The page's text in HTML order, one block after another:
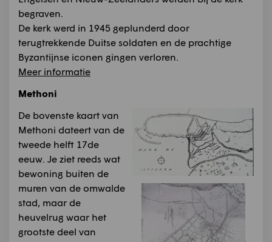
begraven.
De kerk werd in 1945 geplunderd door
terugtrekkende Duitse soldaten en de prachtige
Byzantijnse iconen gingen verloren.
Meer informatie
Methoni
De bovenste kaart van
Methoni dateert van de
tweede helft 17de
eeuw. Je ziet reeds wat
bewoning buiten de
muren van de omwalde
stad, maar de
heuvelrug waar het
grootste deel van